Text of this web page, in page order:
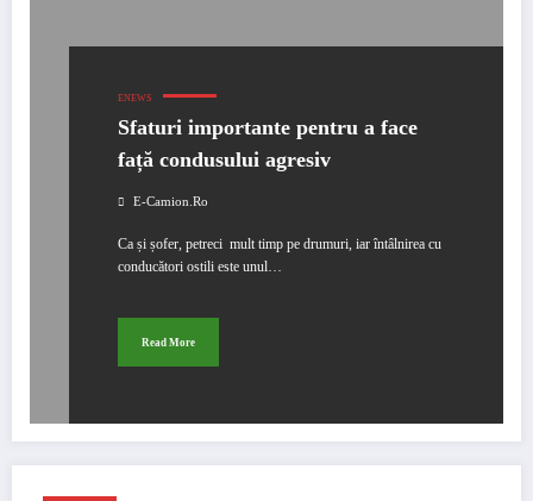
ENEWS
Sfaturi importante pentru a face
față condusului agresiv
E-Camion.ro
Ca și șofer, petreci mult timp pe drumuri, iar întâlnirea cu
conducători ostili este unul…
Read More